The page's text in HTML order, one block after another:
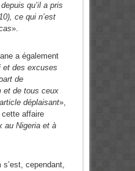
qu’il a pris
ce qui n’est
».
a également
et des excuses
de
et de tous ceux
déplaisant»,
affaire
au Nigeria et à
cependant,